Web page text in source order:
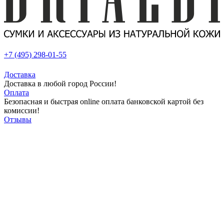
+7 (495) 298-01-55
Доставка
Доставка в любой город России!
Оплата
Безопасная и быстрая online оплата банковской картой без
комиссии!
Отзывы